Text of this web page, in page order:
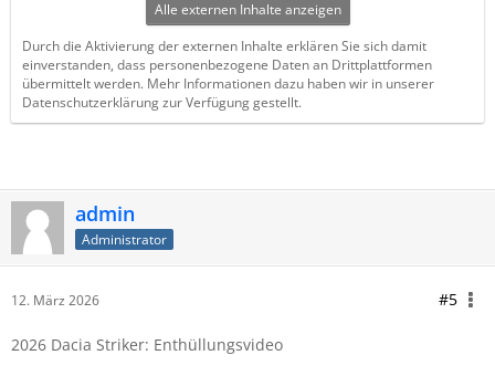
Alle externen Inhalte anzeigen
Durch die Aktivierung der externen Inhalte erklären Sie sich damit
einverstanden, dass personenbezogene Daten an Drittplattformen
übermittelt werden. Mehr Informationen dazu haben wir in unserer
Datenschutzerklärung zur Verfügung gestellt.
admin
Administrator
12. März 2026 #5
2026 Dacia Striker: Enthüllungsvideo